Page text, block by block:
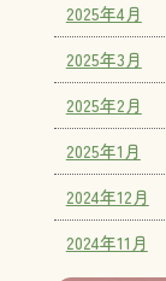
2025年4月
2025年3月
2025年2月
2025年1月
2024年12月
2024年11月